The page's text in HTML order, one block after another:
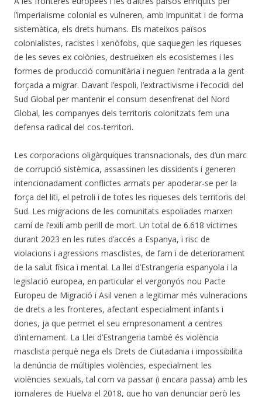
l’imperialisme colonial es vulneren, amb impunitat i de forma
sistemàtica, els drets humans. Els mateixos països
colonialistes, racistes i xenòfobs, que saquegen les riqueses
de les seves ex colònies, destrueixen els ecosistemes i les
formes de producció comunitària i neguen l’entrada a la gent
forçada a migrar. Davant l’espoli, l’extractivisme i l’ecocidi del
Sud Global per mantenir el consum desenfrenat del Nord
Global, les companyes dels territoris colonitzats fem una
defensa radical del cos-territori.
Les corporacions oligàrquiques transnacionals, des d’un marc
de corrupció sistèmica, assassinen les dissidents i generen
intencionadament conflictes armats per apoderar-se per la
força del liti, el petroli i de totes les riqueses dels territoris del
Sud. Les migracions de les comunitats espoliades marxen
camí de l’exili amb perill de mort. Un total de 6.618 víctimes
durant 2023 en les rutes d’accés a Espanya, i risc de
violacions i agressions masclistes, de fam i de deteriorament
de la salut física i mental. La llei d’Estrangeria espanyola i la
legislació europea, en particular el vergonyós nou Pacte
Europeu de Migració i Asil venen a legitimar més vulneracions
de drets a les fronteres, afectant especialment infants i
dones, ja que permet el seu empresonament a centres
d’internament. La Llei d’Estrangeria també és violència
masclista perquè nega els Drets de Ciutadania i impossibilita
la denúncia de múltiples violències, especialment les
violències sexuals, tal com va passar (i encara passa) amb les
jornaleres de Huelva el 2018, que ho van denunciar però les